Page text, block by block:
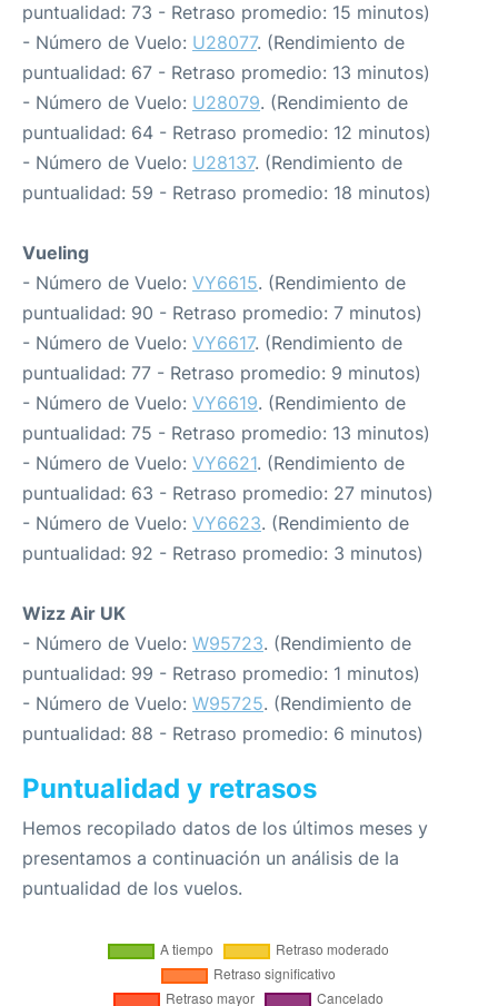
puntualidad: 73 - Retraso promedio: 15 minutos)
- Número de Vuelo: U28077. (Rendimiento de
puntualidad: 67 - Retraso promedio: 13 minutos)
- Número de Vuelo: U28079. (Rendimiento de
puntualidad: 64 - Retraso promedio: 12 minutos)
- Número de Vuelo: U28137. (Rendimiento de
puntualidad: 59 - Retraso promedio: 18 minutos)
Vueling
- Número de Vuelo: VY6615. (Rendimiento de
puntualidad: 90 - Retraso promedio: 7 minutos)
- Número de Vuelo: VY6617. (Rendimiento de
puntualidad: 77 - Retraso promedio: 9 minutos)
- Número de Vuelo: VY6619. (Rendimiento de
puntualidad: 75 - Retraso promedio: 13 minutos)
- Número de Vuelo: VY6621. (Rendimiento de
puntualidad: 63 - Retraso promedio: 27 minutos)
- Número de Vuelo: VY6623. (Rendimiento de
puntualidad: 92 - Retraso promedio: 3 minutos)
Wizz Air UK
- Número de Vuelo: W95723. (Rendimiento de
puntualidad: 99 - Retraso promedio: 1 minutos)
- Número de Vuelo: W95725. (Rendimiento de
puntualidad: 88 - Retraso promedio: 6 minutos)
Puntualidad y retrasos
Hemos recopilado datos de los últimos meses y
presentamos a continuación un análisis de la
puntualidad de los vuelos.